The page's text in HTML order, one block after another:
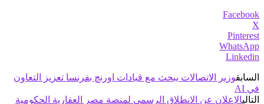
Facebook
X
Pinterest
WhatsApp
Linkedin
السابقوزير الاتصالات يبحث مع قيادات اورنچ بفرنسا تعزيز التعاون
في AI
التاليالإعلان عن الانطلاق الرسمي لمنصة مصر العقارية الحكومية